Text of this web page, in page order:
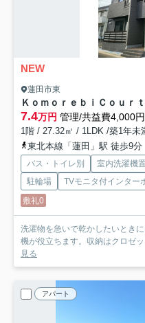
NEW
蓮田市東
ＫｏｍｏｒｅｂｉＣｏｕｒｔ
7.4万円 管理/共益費4,000円
1階 / 27.32㎡ / 1LDK /築1年未
東北本線「蓮田」駅 徒歩9分
バス・トイレ別 室内洗濯機
駐輪場
TVモニタ付インター
敷礼0
洗濯物を急いで乾かしたいとき
機が役立ちます。収納はクロゼ
見る
アパート